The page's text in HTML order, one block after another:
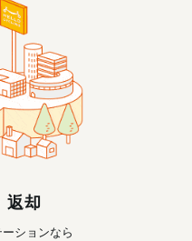
返却
ションなら